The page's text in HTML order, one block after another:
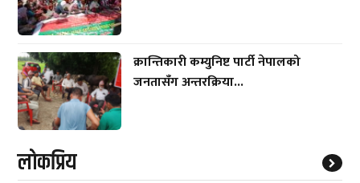
क्रान्तिकारी कम्युनिष्ट पार्टी नेपालको
जनतासँग अन्तरक्रिया...
लाेकप्रिय